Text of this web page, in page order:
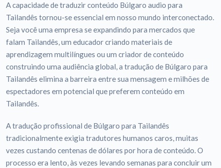
A capacidade de traduzir conteúdo Búlgaro audio para
Tailandês tornou-se essencial em nosso mundo interconectado.
Seja você uma empresa se expandindo para mercados que
falam Tailandês, um educador criando materiais de
aprendizagem multilíngues ou um criador de conteúdo
construindo uma audiência global, a tradução de Búlgaro para
Tailandês elimina a barreira entre sua mensagem e milhões de
espectadores em potencial que preferem conteúdo em
Tailandês.
A tradução profissional de Búlgaro para Tailandês
tradicionalmente exigia tradutores humanos caros, muitas
vezes custando centenas de dólares por hora de conteúdo. O
processo era lento, às vezes levando semanas para concluir um